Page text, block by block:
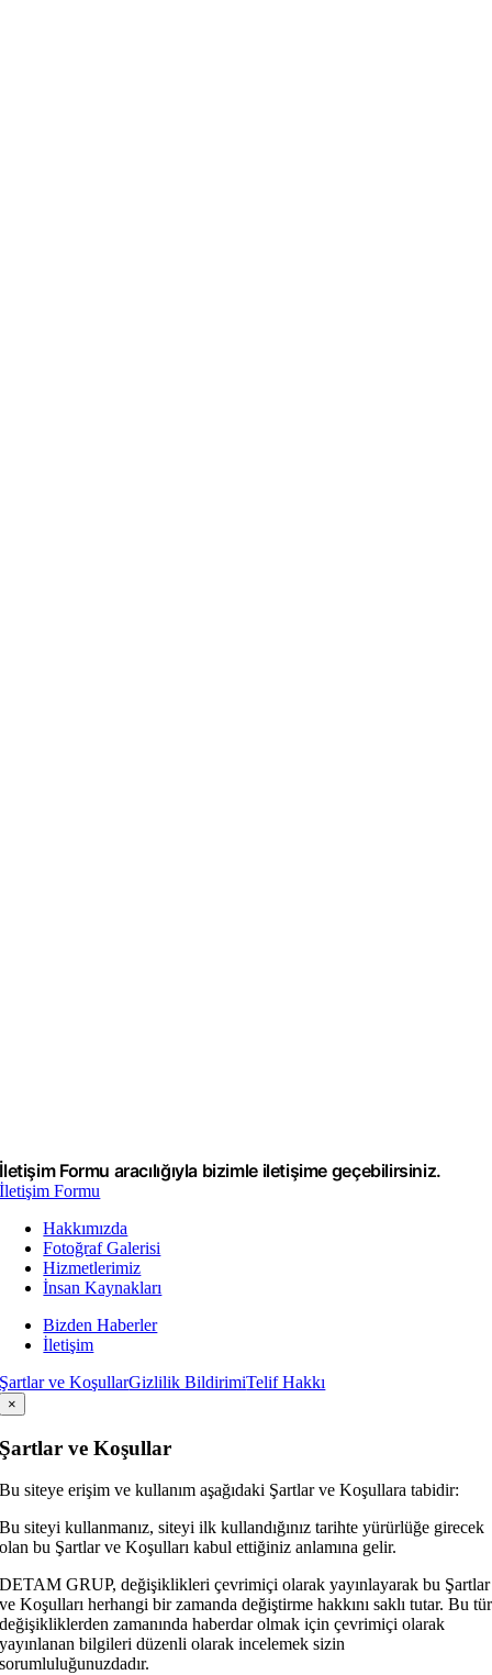
İletişim Formu aracılığıyla bizimle iletişime geçebilirsiniz.
İletişim Formu
Hakkımızda
Fotoğraf Galerisi
Hizmetlerimiz
İnsan Kaynakları
Bizden Haberler
İletişim
Şartlar ve KoşullarGizlilik BildirimiTelif Hakkı
×
Şartlar ve Koşullar
Bu siteye erişim ve kullanım aşağıdaki Şartlar ve Koşullara tabidir:
Bu siteyi kullanmanız, siteyi ilk kullandığınız tarihte yürürlüğe girecek
olan bu Şartlar ve Koşulları kabul ettiğiniz anlamına gelir.
DETAM GRUP, değişiklikleri çevrimiçi olarak yayınlayarak bu Şartlar
ve Koşulları herhangi bir zamanda değiştirme hakkını saklı tutar. Bu tür
değişikliklerden zamanında haberdar olmak için çevrimiçi olarak
yayınlanan bilgileri düzenli olarak incelemek sizin
sorumluluğunuzdadır.